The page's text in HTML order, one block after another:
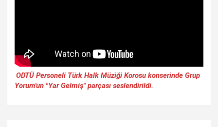
ODTÜ Personeli Türk Halk Müziği Korosu konserinde Grup
Yorum'un "Yar Gelmiş" parçası seslendirildi.